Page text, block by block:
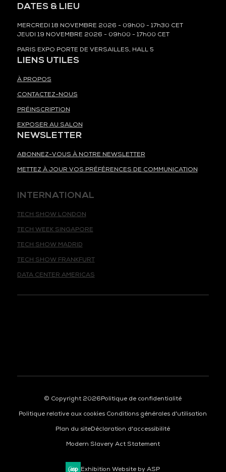
DATES & LIEU
MERCREDI 18 NOVEMBRE 2026 - 09h00 - 17h30 CET
JEUDI 19 NOVEMBRE 2026 - 09h00 - 17h00 CET
PARIS EXPO PORTE DE VERSAILLES, HALL 5
LIENS UTILES
À PROPOS
CONTACTEZ-NOUS
PRÉINSCRIPTION
EXPOSER AU SALON
NEWSLETTER
ABONNEZ-VOUS À NOTRE NEWSLETTER
METTEZ À JOUR VOS PRÉFÉRENCES DE COMMUNICATION
TECH WEEK SINGAPORE
TECH SHOW MADRID
TECH SHOW FRANKFURT
DATA CENTER AMERICAS
© Copyright 2026Politique de confidentialité
Politique relative aux cookies Conditions générales d'utilisation
Plan du siteDéclaration d'accessibilité
Modern Slavery Act Statement
Exhibition Website by ASP